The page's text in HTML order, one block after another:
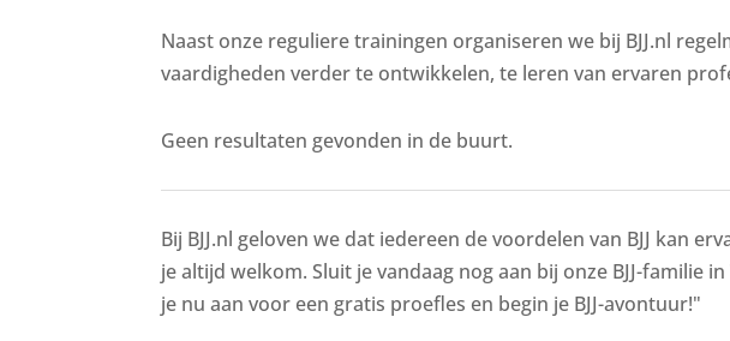
Naast onze reguliere trainingen organiseren we bij BJJ.nl
vaardigheden verder te ontwikkelen, te leren van ervaren
Geen resultaten gevonden in de buurt.
Bij BJJ.nl geloven we dat iedereen de voordelen van BJJ kan
je altijd welkom. Sluit je vandaag nog aan bij onze BJJ-familie
je nu aan voor een gratis proefles en begin je BJJ-avontuur!"